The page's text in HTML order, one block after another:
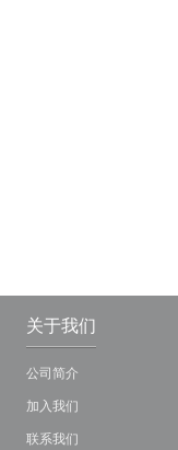
关于我们
公司简介
加入我们
联系我们